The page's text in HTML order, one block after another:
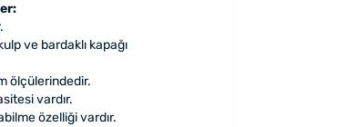
ve bardaklı kapağı
ölçülerindedir.
vardır.
özelliği vardır.